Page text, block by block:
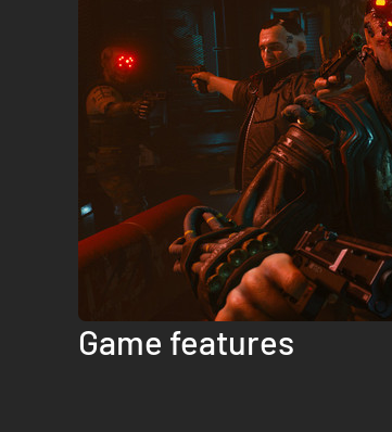
Game features